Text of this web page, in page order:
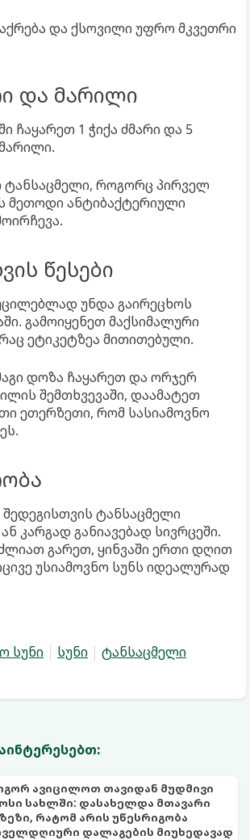
და ქსოვილი უფრო მკვეთრი
და მარილი
ჩაყარეთ 1 ჭიქა ძმარი და 5
ტანსაცმელი, როგორც პირველ
მეთოდი ანტიბაქტერიული
წესები
უნდა გაირეცხოს
გამოიყენეთ მაქსიმალური
ეტიკეტზეა მითითებული.
დოზა ჩაყარეთ და ორჯერ
შემთხვევაში, დაამატეთ
ეთერზეთი, რომ სასიამოვნო
ტანსაცმელი
კარგად განიავებად სივრცეში.
გარეთ, ყინვაში ერთი დღით
უსიამოვნო სუნს იდეალურად
სუნი
სუნი ტანსაცმელი
ავიცილოთ თავიდან მუდმივი
სახლში: დასახელდა მთავარი
რატომ არის უწესრიგობა
დალაგების მიუხედავად